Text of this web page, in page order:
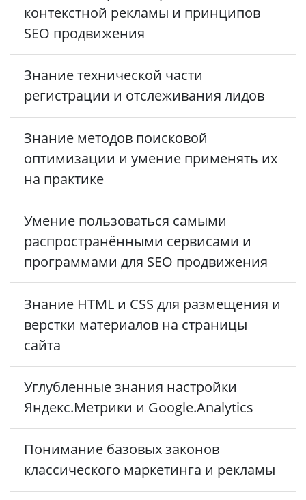
контекстной рекламы и принципов
SEO продвижения
Знание технической части
регистрации и отслеживания лидов
Знание методов поисковой
оптимизации и умение применять их
на практике
Умение пользоваться самыми
распространёнными сервисами и
программами для SEO продвижения
Знание HTML и CSS для размещения и
верстки материалов на страницы
сайта
Углубленные знания настройки
Яндекс.Метрики и Google.Analytics
Понимание базовых законов
классического маркетинга и рекламы